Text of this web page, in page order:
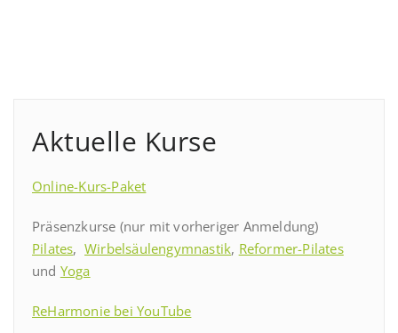
Aktuelle Kurse
Online-Kurs-Paket
Präsenzkurse (nur mit vorheriger Anmeldung)
Pilates,Wirbelsäulengymnastik, Reformer-Pilates
und Yoga
ReHarmonie bei YouTube